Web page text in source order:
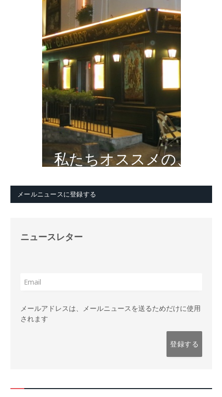
私たちオススメの、
メールニュースに登録する
ニュースレター
メールアドレスは、メールニュースを送るためだけに使用
されます